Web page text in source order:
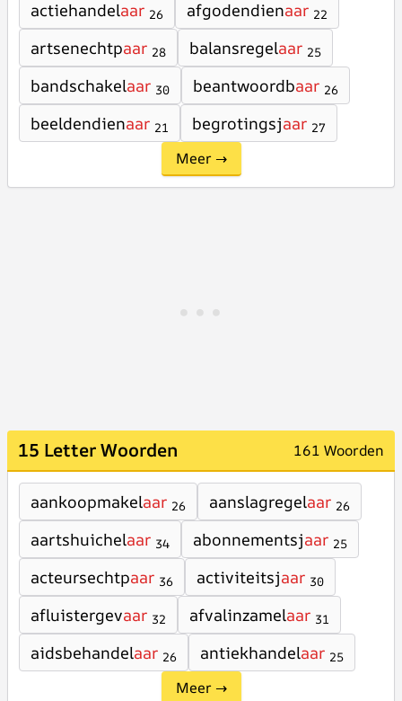
actiehandelaar 26 afgodendienaar 22
artsenechtpaar 28 balansregelaar 25
bandschakelaar 30 beantwoordbaar 26
beeldendienaar 21 begrotingsjaar 27
Meer →
15 Letter Woorden 161 Woorden
aankoopmakelaar 26 aanslagregelaar 26
aartshuichelaar 34 abonnementsjaar 25
acteursechtpaar 36 activiteitsjaar 30
afluistergevaar 32 afvalinzamelaar 31
aidsbehandelaar 26 antiekhandelaar 25
Meer →